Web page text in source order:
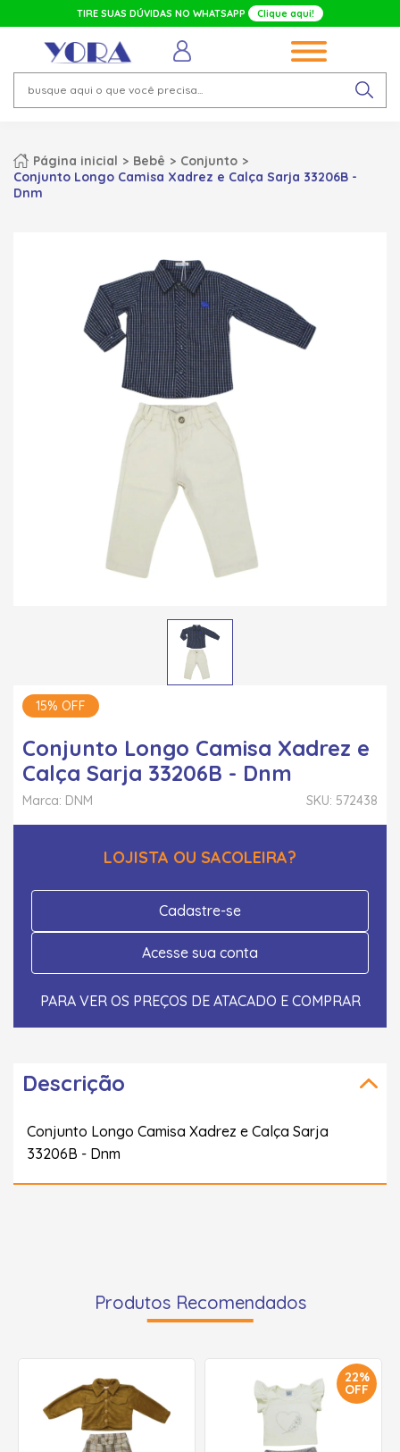
TIRE SUAS DÚVIDAS NO WHATSAPP Clique aqui!
Página inicial Bebê
Conjunto
Conjunto Longo Camisa Xadrez e Calça Sarja 33206B -
Dnm
15% OFF
Conjunto Longo Camisa Xadrez e
Calça Sarja 33206B - Dnm
SKU: 572438
Marca: DNM
LOJISTA OU SACOLEIRA?
Cadastre-se
Acesse sua conta
PARA VER OS PREÇOS DE ATACADO E COMPRAR
Descrição
Conjunto Longo Camisa Xadrez e Calça Sarja
33206B - Dnm
Produtos Recomendados
22%
OFF